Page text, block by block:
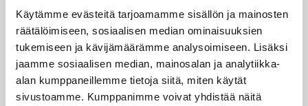
Käytämme evästeitä tarjoamamme sisällön ja mainosten
räätälöimiseen, sosiaalisen median ominaisuuksien
tukemiseen ja kävijämäärämme analysoimiseen. Lisäksi
jaamme sosiaalisen median, mainosalan ja analytiikka-
alan kumppaneillemme tietoja siitä, miten käytät
sivustoamme. Kumppanimme voivat yhdistää näitä
voittoja.